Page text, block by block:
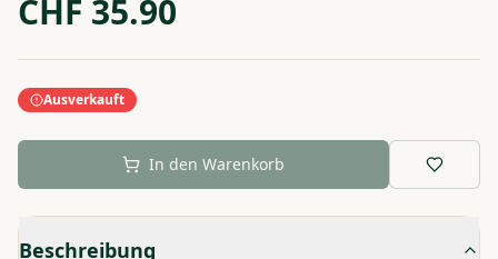
CHF 35.90
Ausverkauft
In den Warenkorb
Beschreibung